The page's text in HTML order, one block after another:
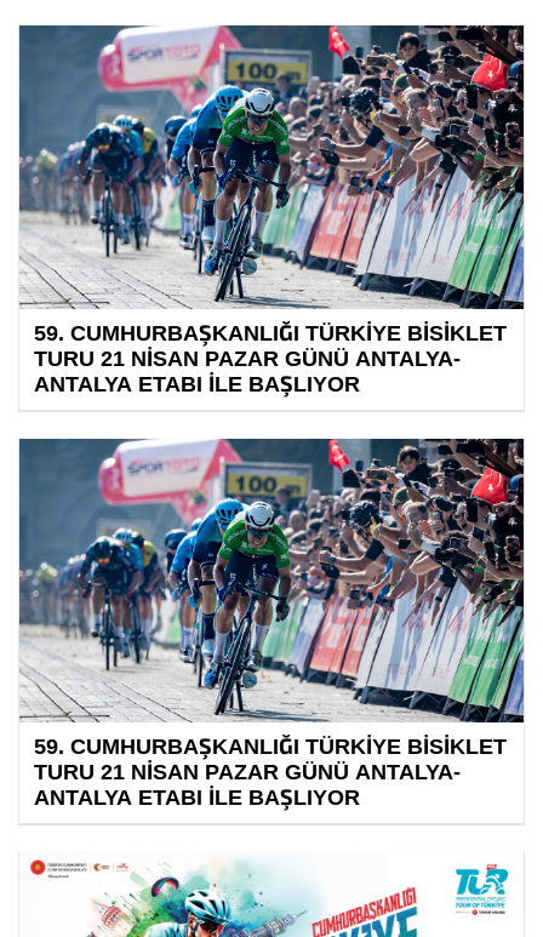
59. CUMHURBAŞKANLIĞI TÜRKİYE BİSİKLET
TURU 21 NİSAN PAZAR GÜNÜ ANTALYA-
ANTALYA ETABI İLE BAŞLIYOR
59. CUMHURBAŞKANLIĞI TÜRKİYE BİSİKLET
TURU 21 NİSAN PAZAR GÜNÜ ANTALYA-
ANTALYA ETABI İLE BAŞLIYOR